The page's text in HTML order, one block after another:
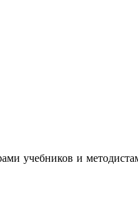
учебников и